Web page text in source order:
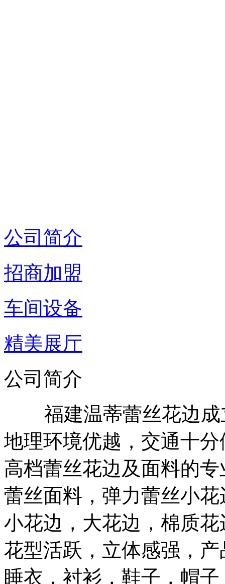
公司简介
招商加盟
车间设备
精美展厅
公司简介
福建温蒂蕾丝花边成
地理环境优越，交通十
高档蕾丝花边及面料的
蕾丝面料，弹力蕾丝小
小花边，大花边，棉质
花型活跃，立体感强，
睡衣，衬衫，鞋子，帽